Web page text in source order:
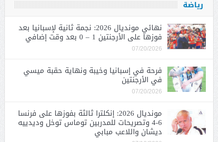
رياضة
نهائي مونديال 2026: نجمة ثانية لإسبانيا بعد
فوزها على الأرجنتين 1 – 0 بعد وقت إضافي
07/20/2026
فرحة في إسبانيا وخيبة ونهاية حقبة ميسي
في الأرجنتين
07/20/2026
مونديال 2026: إنكلترا ثالثة بفوزها على فرنسا
6-4 وتصريحات للمدربين توماس توخل وديدييه
ديشان واللاعب مبابي